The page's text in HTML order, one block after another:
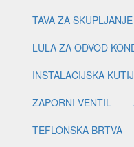
TAVA ZA
LULA ZA ODVOD
INSTALACIJSKA
ZAPORNI VENTIL
TEFLONSKA BRTVA